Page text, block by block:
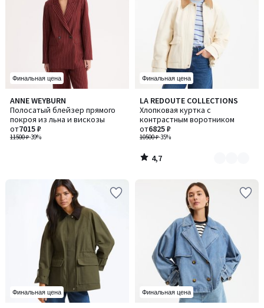
Финальная цена
ANNE WEYBURN
Полосатый блейзер прямого
покроя из льна и вискозы
11500 ₽-39%
от7015 ₽
Финальная цена
LA REDOUTE COLLECTIONS
Хлопковая куртка с
контрастным воротником
10500 ₽-35%
от6825 ₽
4,7
/ 5
Количество
цветов:
2
4,7
/
Финальная цена Финальная цена